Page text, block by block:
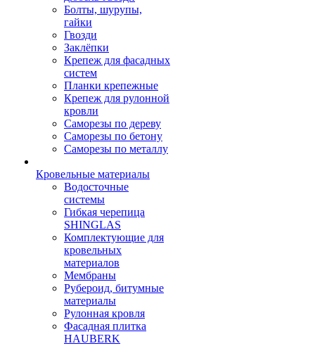
Болты, шурупы,
гайки
Гвозди
Заклёпки
Крепеж для фасадных
систем
Планки крепежные
Крепеж для рулонной
кровли
Саморезы по дереву
Саморезы по бетону
Саморезы по металлу
Кровельные материалы
Водосточные
системы
Гибкая черепица
SHINGLAS
Комплектующие для
кровельных
материалов
Мембраны
Рубероид, битумные
материалы
Рулонная кровля
Фасадная плитка
HAUBERK